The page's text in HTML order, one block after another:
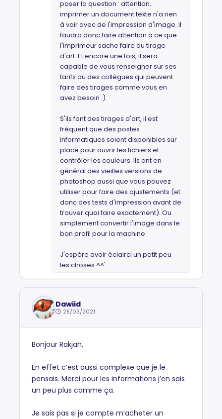
poser la question : attention,
imprimer un document texte n'a rien
à voir avec de l'impression d'image. Il
faudra donc faire attention à ce que
l'imprimeur sache faire du tirage
d'art. Et encore une fois, il sera
capable de vous renseigner sur ses
tarifs ou des collègues qui peuvent
faire des tirages comme vous en
avez besoin :)
S'ils font des tirages d'art, il est
fréquent que des postes
informatiques soient disponibles sur
place pour ouvrir les fichiers et
contrôler les couleurs. Ils ont en
général des vieilles versions de
photoshop aussi que vous pouvez
utiliser pour faire des ajustements (et
donc des tests d'impression avant de
trouver quoi faire exactement). Ou
simplement convertir l'image dans le
bon profil pour la machine.
J'espère avoir éclairci un petit peu
les choses ^^'
Dawiid
28/03/2021
Bonjour Rakjah,
En effet c’est aussi complexe que je le
pensais. Merci pour les informations j’en sais
un peu plus comme ça.
Je sais pas si je compte m’acheter un